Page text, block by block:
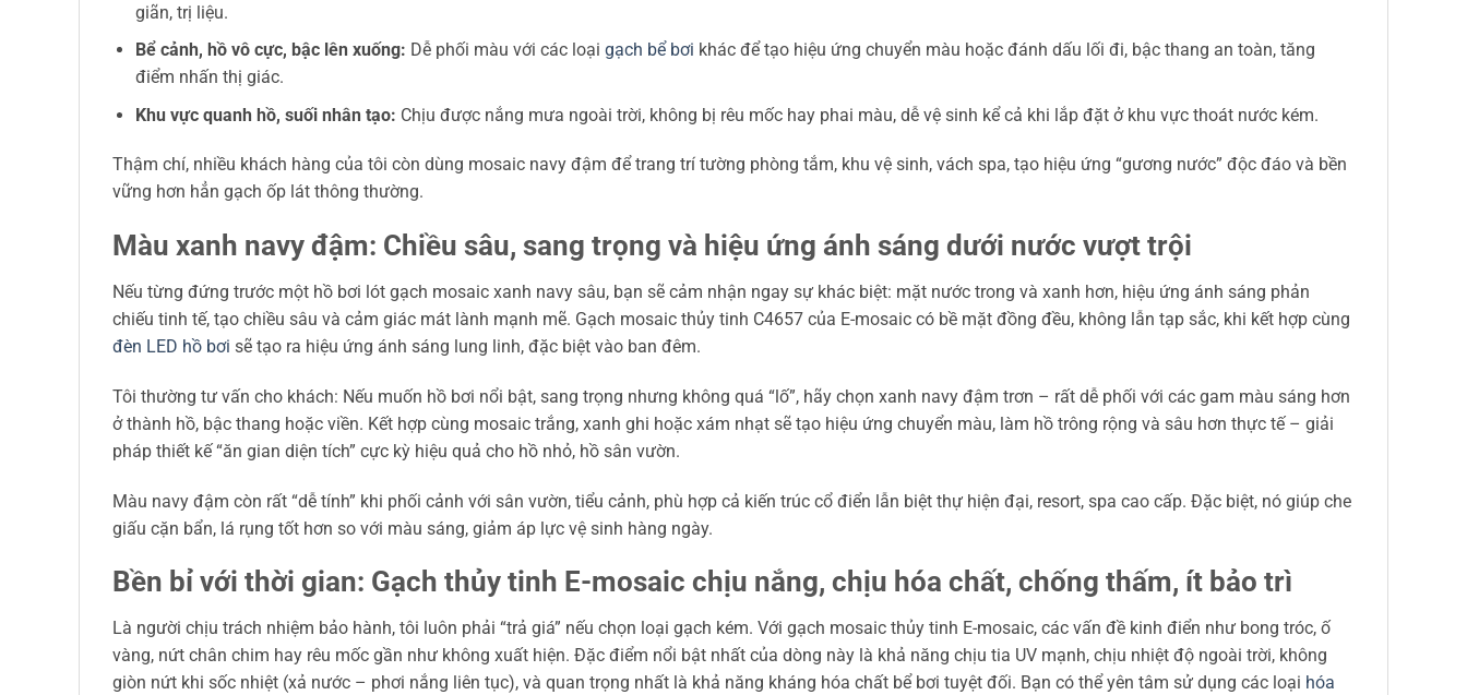
giãn, trị liệu.
Bể cảnh, hồ vô cực, bậc lên xuống: Dễ phối màu với các loại gạch bể bơi khác để tạo hiệu ứng chuyển màu hoặc đánh dấu lối đi, bậc thang an toàn, tăng
điểm nhấn thị giác.
Khu vực quanh hồ, suối nhân tạo: Chịu được nắng mưa ngoài trời, không bị rêu mốc hay phai màu, dễ vệ sinh kể cả khi lắp đặt ở khu vực thoát nước kém.
Thậm chí, nhiều khách hàng của tôi còn dùng mosaic navy đậm để trang trí tường phòng tắm, khu vệ sinh, vách spa, tạo hiệu ứng “gương nước” độc đáo và bền
vững hơn hẳn gạch ốp lát thông thường.
Màu xanh navy đậm: Chiều sâu, sang trọng và hiệu ứng ánh sáng dưới nước vượt trội
Nếu từng đứng trước một hồ bơi lót gạch mosaic xanh navy sâu, bạn sẽ cảm nhận ngay sự khác biệt: mặt nước trong và xanh hơn, hiệu ứng ánh sáng phản
chiếu tinh tế, tạo chiều sâu và cảm giác mát lành mạnh mẽ. Gạch mosaic thủy tinh C4657 của E-mosaic có bề mặt đồng đều, không lẫn tạp sắc, khi kết hợp cùng
đèn LED hồ bơi sẽ tạo ra hiệu ứng ánh sáng lung linh, đặc biệt vào ban đêm.
Tôi thường tư vấn cho khách: Nếu muốn hồ bơi nổi bật, sang trọng nhưng không quá “lố”, hãy chọn xanh navy đậm trơn – rất dễ phối với các gam màu sáng hơn
ở thành hồ, bậc thang hoặc viền. Kết hợp cùng mosaic trắng, xanh ghi hoặc xám nhạt sẽ tạo hiệu ứng chuyển màu, làm hồ trông rộng và sâu hơn thực tế – giải
pháp thiết kế “ăn gian diện tích” cực kỳ hiệu quả cho hồ nhỏ, hồ sân vườn.
Màu navy đậm còn rất “dễ tính” khi phối cảnh với sân vườn, tiểu cảnh, phù hợp cả kiến trúc cổ điển lẫn biệt thự hiện đại, resort, spa cao cấp. Đặc biệt, nó giúp che
giấu cặn bẩn, lá rụng tốt hơn so với màu sáng, giảm áp lực vệ sinh hàng ngày.
Bền bỉ với thời gian: Gạch thủy tinh E-mosaic chịu nắng, chịu hóa chất, chống thấm, ít bảo trì
Là người chịu trách nhiệm bảo hành, tôi luôn phải “trả giá” nếu chọn loại gạch kém. Với gạch mosaic thủy tinh E-mosaic, các vấn đề kinh điển như bong tróc, ố
vàng, nứt chân chim hay rêu mốc gần như không xuất hiện. Đặc điểm nổi bật nhất của dòng này là khả năng chịu tia UV mạnh, chịu nhiệt độ ngoài trời, không
giòn nứt khi sốc nhiệt (xả nước – phơi nắng liên tục), và quan trọng nhất là khả năng kháng hóa chất bể bơi tuyệt đối. Bạn có thể yên tâm sử dụng các loại hóa